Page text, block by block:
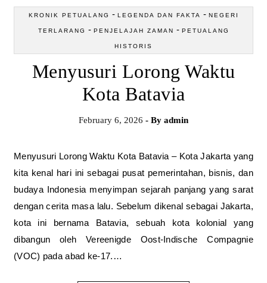
KRONIK PETUALANG - LEGENDA DAN FAKTA - NEGERI
TERLARANG - PENJELAJAH ZAMAN - PETUALANG
HISTORIS
Menyusuri Lorong Waktu
Kota Batavia
February 6, 2026 - By admin
Menyusuri Lorong Waktu Kota Batavia – Kota Jakarta yang
kita kenal hari ini sebagai pusat pemerintahan, bisnis, dan
budaya Indonesia menyimpan sejarah panjang yang sarat
dengan cerita masa lalu. Sebelum dikenal sebagai Jakarta,
kota ini bernama Batavia, sebuah kota kolonial yang
dibangun oleh Vereenigde Oost-Indische Compagnie
(VOC) pada abad ke-17.…